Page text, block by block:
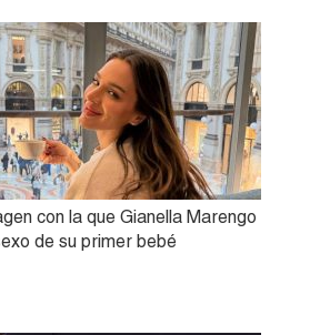
con la que Gianella Marengo
de su primer bebé